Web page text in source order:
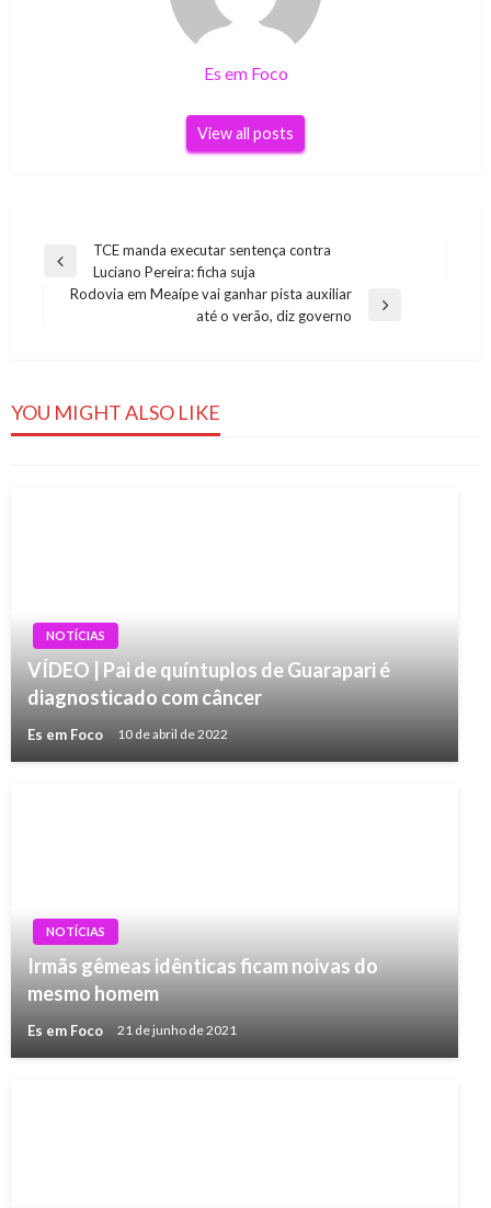
Es em Foco
View all posts
Navegação
Previous
Post
TCE manda executar sentença contra
Luciano Pereira: ficha suja
Rodovia em Meaípe vai ganhar pista auxiliar
até o verão, diz governo
YOU MIGHT ALSO LIKE
em 2019
Es em Foco 31 de agosto de 2019
NOTÍCIAS
VÍDEO | Pai de quíntuplos de Guarapari é
diagnosticado com câncer
Es em Foco 10 de abril de 2022
NOTÍCIAS
Irmãs gêmeas idênticas ficam noivas do
mesmo homem
Es em Foco 21 de junho de 2021